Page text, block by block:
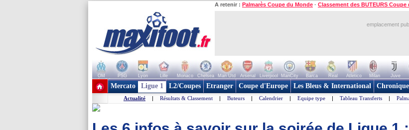
A retenir : Palmarès Coupe du Monde - Classement des BUTEURS Coupe
emplacement
OM PSG Lyon Lille Monaco Chelsea Man Utd Arsenal Liverpool ManCity Barca Real Atletico Milan Juve
+ de clubs
Mercato Ligue 1 L2/Coupes Etranger Coupe d'Europe Les Bleus & International
Actualité | Résultats & Classement | Buteurs | Calendrier | Equipe type | Tableau Transferts |